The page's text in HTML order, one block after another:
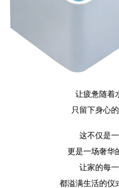
让疲惫随着
只留下身心
这不仅是
更是一场奢华
让家的每
都溢满生活的仪